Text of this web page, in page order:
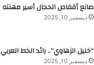
صانع أقفاص الحجال أسير مهنته
ديسمبر 10, 2025
“خليل الزهاوي”.. رائد الخط العربي
ديسمبر 10, 2025